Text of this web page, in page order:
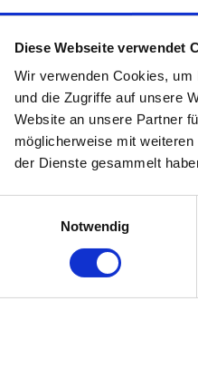
Diese Webseite verwendet
Wir verwenden Cookies,
und die Zugriffe auf unsere
Website an unsere Partner
möglicherweise mit
der Dienste gesammelt
Notwendig
cfg
torffrei,
Artikel-Nr.: